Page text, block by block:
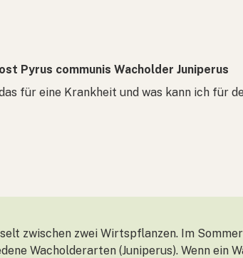
Pyrus communis Wacholder Juniperus
für eine Krankheit und was kann ich für
zwischen zwei Wirtspflanzen. Im
Wacholderarten (Juniperus). Wenn ein